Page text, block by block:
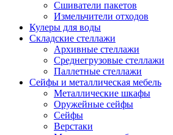
Сшиватели пакетов
Измельчители отходов
Кулеры для воды
Складские стеллажи
Архивные стеллажи
Среднегрузовые стеллажи
Паллетные стеллажи
Сейфы и металлическая мебель
Металлические шкафы
Оружейные сейфы
Сейфы
Верстаки